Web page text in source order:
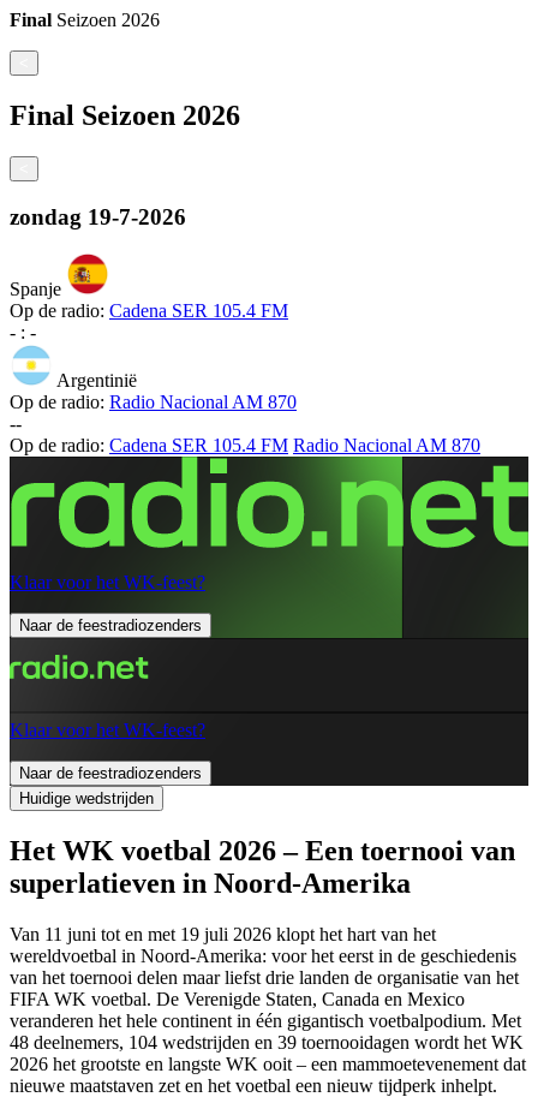
Final Seizoen 2026
Final Seizoen 2026
zondag 19-7-2026
Spanje
Op de radio: Cadena SER 105.4 FM
- : -
Argentinië
Op de radio: Radio Nacional AM 870
--
Op de radio: Cadena SER 105.4 FM Radio Nacional AM 870
Klaar voor het WK-feest?
Naar de feestradiozenders
Klaar voor het WK-feest?
Naar de feestradiozenders
Huidige wedstrijden
Het WK voetbal 2026 – Een toernooi van
superlatieven in Noord-Amerika
Van 11 juni tot en met 19 juli 2026 klopt het hart van het
wereldvoetbal in Noord-Amerika: voor het eerst in de geschiedenis
van het toernooi delen maar liefst drie landen de organisatie van het
FIFA WK voetbal. De Verenigde Staten, Canada en Mexico
veranderen het hele continent in één gigantisch voetbalpodium. Met
48 deelnemers, 104 wedstrijden en 39 toernooidagen wordt het WK
2026 het grootste en langste WK ooit – een mammoetevenement dat
nieuwe maatstaven zet en het voetbal een nieuw tijdperk inhelpt.